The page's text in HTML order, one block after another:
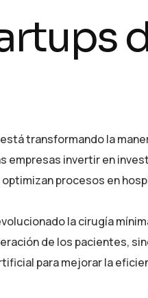
transformando la
empresas invertir en
procesos en
la cirugía
de los pacientes,
para mejorar la